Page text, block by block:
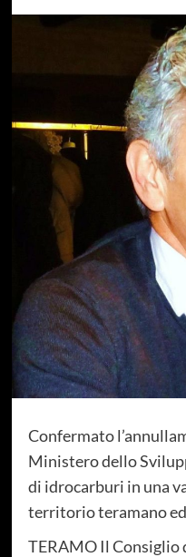
Confermato
Ministero dello
di idrocarburi in una
territorio teramano
TERAMO Il Consiglio